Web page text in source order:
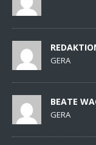
GERA
BEATE
GERA